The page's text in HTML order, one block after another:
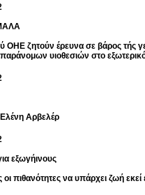
ΟΗΕ ζητούν έρευνα σε βάρος τής
υιοθεσιών στο
Αρβελέρ
εξωγήινους
πιθανότητες να υπάρχει ζωή εκεί